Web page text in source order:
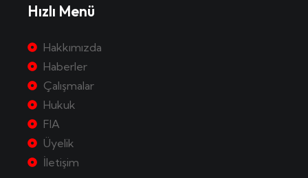
Hızlı Menü
Hakkımızda
Haberler
Çalışmalar
Hukuk
FIA
Üyelik
İletişim